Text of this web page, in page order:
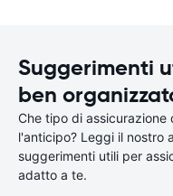
Suggerimenti
ben
Che tipo di
l'anticipo? Leggi il nostro
suggerimenti utili per
adatto a te.